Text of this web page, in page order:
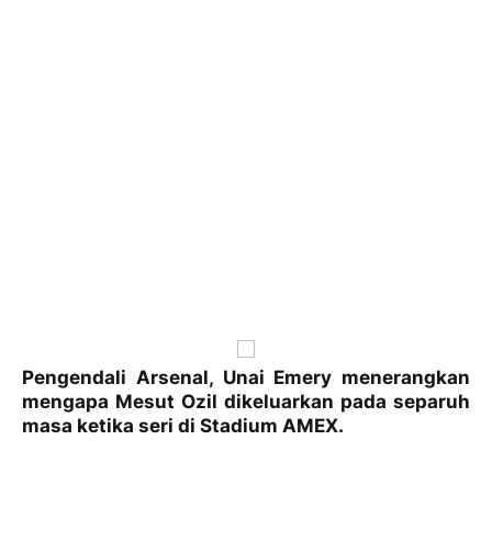
Pengendali Arsenal, Unai Emery menerangkan
mengapa Mesut Ozil dikeluarkan pada separuh
masa ketika seri di Stadium AMEX.